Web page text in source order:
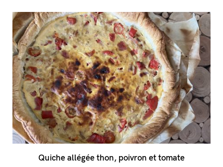
Quiche allégée thon, poivron et tomate